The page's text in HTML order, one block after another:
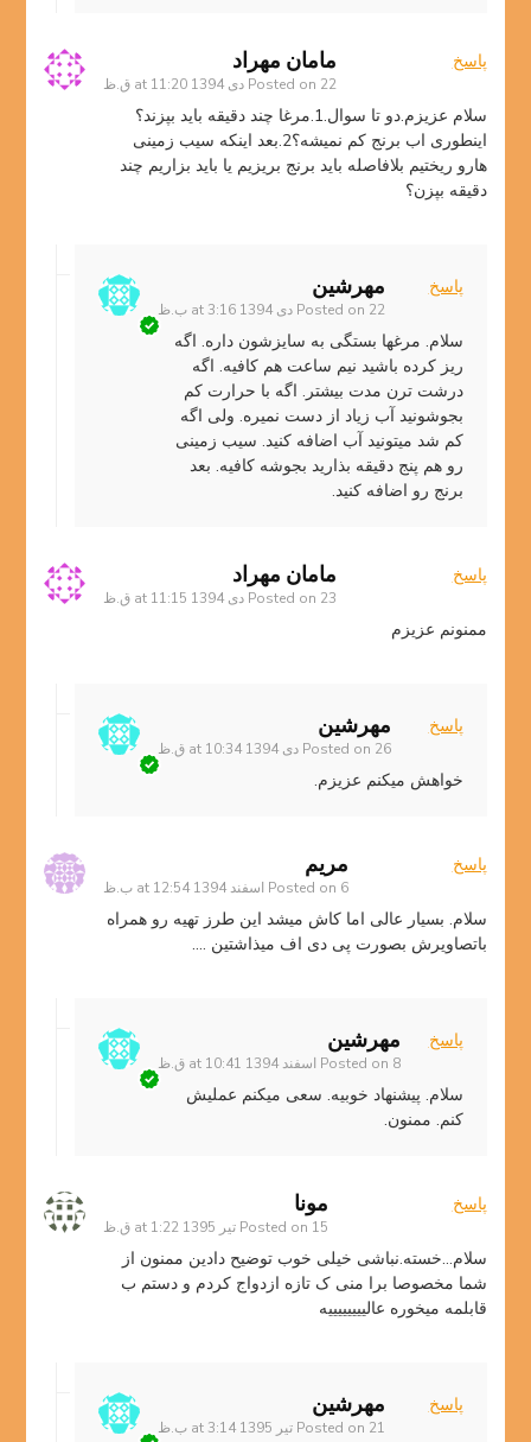
مامان مهراد
Posted on 22 دی 1394 at 11:20 ق.ظ
پاسخ
سلام عزیزم.دو تا سوال.1.مرغا چند دقیقه باید بپزند؟
اینطوری اب برنج کم نمیشه؟2.بعد اینکه سیب زمینی
هارو ریختیم بلافاصله باید برنج بریزیم یا باید بزاریم چند
دقیقه بپزن؟
مهرشین
Posted on 22 دی 1394 at 3:16 ب.ظ
پاسخ
سلام. مرغها بستگی به سایزشون داره. اگه
ریز کرده باشید نیم ساعت هم کافیه. اگه
درشت ترن مدت بیشتر. اگه با حرارت کم
بجوشونید آب زیاد از دست نمیره. ولی اگه
کم شد میتونید آب اضافه کنید. سیب زمینی
رو هم پنج دقیقه بذارید بجوشه کافیه. بعد
برنج رو اضافه کنید.
مامان مهراد
Posted on 23 دی 1394 at 11:15 ق.ظ
پاسخ
ممنونم عزیزم
مهرشین
Posted on 26 دی 1394 at 10:34 ق.ظ
پاسخ
خواهش میکنم عزیزم.
مریم
Posted on 6 اسفند 1394 at 12:54 ب.ظ
پاسخ
سلام. بسیار عالی اما کاش میشد این طرز تهیه رو همراه
باتصاویرش بصورت پی دی اف میذاشتین ….
مهرشین
Posted on 8 اسفند 1394 at 10:41 ق.ظ
پاسخ
سلام. پیشنهاد خوبیه. سعی میکنم عملیش
کنم. ممنون.
مونا
Posted on 15 تیر 1395 at 1:22 ق.ظ
پاسخ
سلام…خسته.نباشی خیلی خوب توضیح دادین ممنون از
شما مخصوصا برا منی ک تازه ازدواج کردم و دستم ب
قابلمه میخوره عالییییییییه
مهرشین
Posted on 21 تیر 1395 at 3:14 ب.ظ
پاسخ